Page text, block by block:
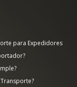
para Expedidores